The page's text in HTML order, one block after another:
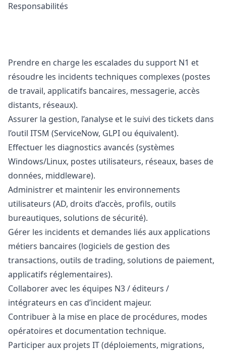
Responsabilités
Prendre en charge les escalades du support N1 et
résoudre les incidents techniques complexes (postes
de travail, applicatifs bancaires, messagerie, accès
distants, réseaux).
Assurer la gestion, l’analyse et le suivi des tickets dans
l’outil ITSM (ServiceNow, GLPI ou équivalent).
Effectuer les diagnostics avancés (systèmes
Windows/Linux, postes utilisateurs, réseaux, bases de
données, middleware).
Administrer et maintenir les environnements
utilisateurs (AD, droits d’accès, profils, outils
bureautiques, solutions de sécurité).
Gérer les incidents et demandes liés aux applications
métiers bancaires (logiciels de gestion des
transactions, outils de trading, solutions de paiement,
applicatifs réglementaires).
Collaborer avec les équipes N3 / éditeurs /
intégrateurs en cas d’incident majeur.
Contribuer à la mise en place de procédures, modes
opératoires et documentation technique.
Participer aux projets IT (déploiements, migrations,